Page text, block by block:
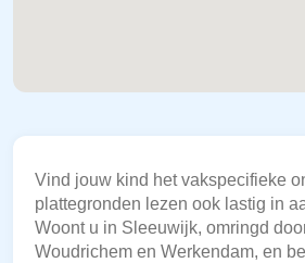
Vind jouw kind het vakspecifieke
plattegronden lezen ook lastig in
Woont u in Sleeuwijk, omringd
Woudrichem en Werkendam, en